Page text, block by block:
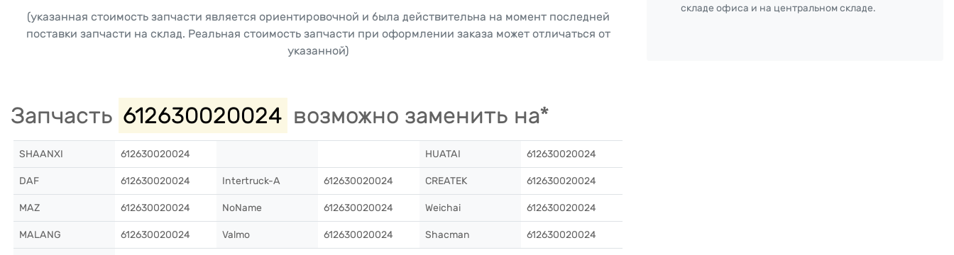
(указанная стоимость запчасти является ориентировочной и была действительна на момент последней
поставки запчасти на склад. Реальная стоимость запчасти при оформлении заказа может отличаться от
указанной)
Запчасть 612630020024 возможно заменить на*
SHAANXI 612630020024 HUATAI 612630020024
DAF 612630020024 Intertruck-A 612630020024 CREATEK 612630020024
MAZ 612630020024 NoName 612630020024 Weichai 612630020024
MALANG 612630020024 Valmo 612630020024 Shacman 612630020024
складе офиса и на центральном складе.